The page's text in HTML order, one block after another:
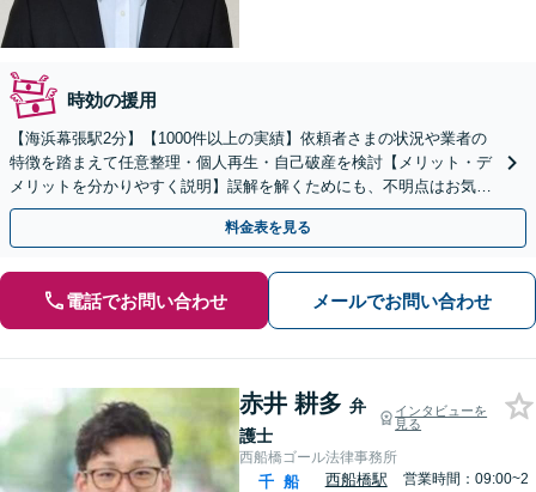
時効の援用
【海浜幕張駅2分】【1000件以上の実績】依頼者さまの状況や業者の
特徴を踏まえて任意整理・個人再生・自己破産を検討【メリット・デ
メリットを分かりやすく説明】誤解を解くためにも、不明点はお気軽
にご相談ください【初回面談無料】【分割払い可】
料金表を見る
電話でお問い合わせ メールでお問い合わせ
赤井 耕多 弁
護士
インタビューを
見る
西船橋ゴール法律事務所
千 船
西船橋駅
営業時間：09:00~2